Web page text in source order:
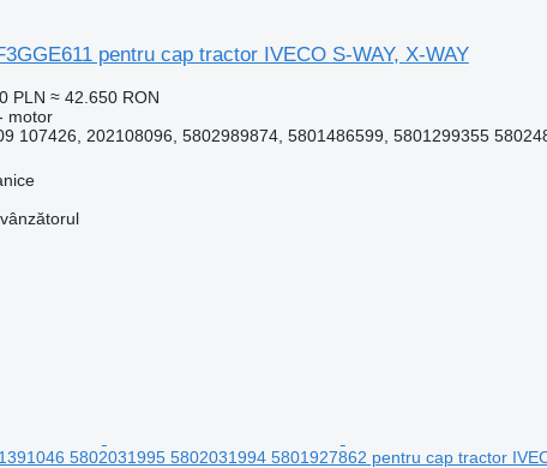
pentru cap tractor IVECO S-WAY, X-WAY
PLN ≈ 42.650 RON
motor
107426, 202108096, 5802989874, 5801486599, 5801299355
5802031995 5802031994 5801927862 pentru cap tractor